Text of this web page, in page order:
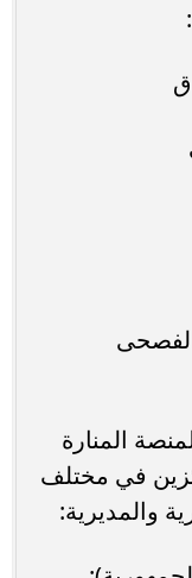
الفصحى
المنارة
في مختلف
والمديرية: